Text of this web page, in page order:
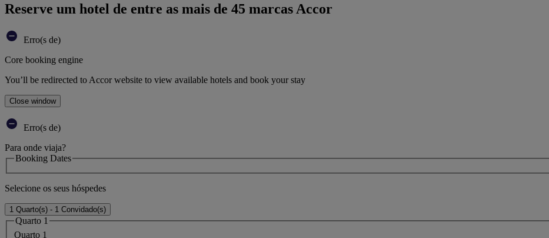
Reserve um hotel de entre as mais de 45 marcas Accor
Erro(s de)
Core booking engine
You’ll be redirected to Accor website to view available hotels and book your stay
Close window
Erro(s de)
Para onde viaja?
Booking Dates
Selecione os seus hóspedes
1 Quarto(s) - 1 Convidado(s)
Quarto 1
Quarto 1